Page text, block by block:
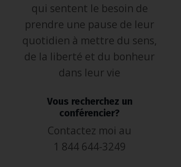
qui sentent le besoin de
prendre une pause de leur
quotidien à mettre du sens,
de la liberté et du bonheur
dans leur vie
Vous recherchez un
conférencier?
Contactez moi au
1 844 644-3249